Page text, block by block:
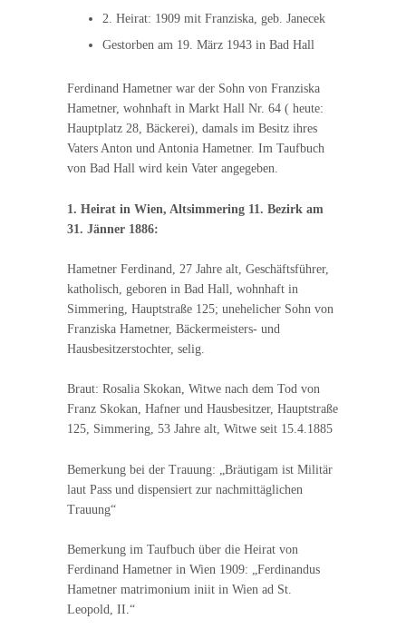
2. Heirat: 1909 mit Franziska, geb. Janecek
Gestorben am 19. März 1943 in Bad Hall
Ferdinand Hametner war der Sohn von Franziska
Hametner, wohnhaft in Markt Hall Nr. 64 ( heute:
Hauptplatz 28, Bäckerei), damals im Besitz ihres
Vaters Anton und Antonia Hametner. Im Taufbuch
von Bad Hall wird kein Vater angegeben.
1. Heirat in Wien, Altsimmering 11. Bezirk am
31. Jänner 1886:
Hametner Ferdinand, 27 Jahre alt, Geschäftsführer,
katholisch, geboren in Bad Hall, wohnhaft in
Simmering, Hauptstraße 125; unehelicher Sohn von
Franziska Hametner, Bäckermeisters- und
Hausbesitzerstochter, selig.
Braut: Rosalia Skokan, Witwe nach dem Tod von
Franz Skokan, Hafner und Hausbesitzer, Hauptstraße
125, Simmering, 53 Jahre alt, Witwe seit 15.4.1885
Bemerkung bei der Trauung: „Bräutigam ist Militär
laut Pass und dispensiert zur nachmittäglichen
Trauung“
Bemerkung im Taufbuch über die Heirat von
Ferdinand Hametner in Wien 1909: „Ferdinandus
Hametner matrimonium iniit in Wien ad St.
Leopold, II.“